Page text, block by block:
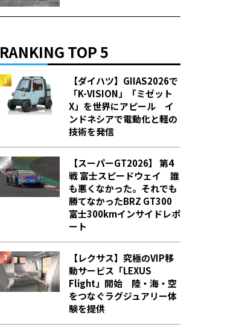
RANKING TOP 5
【ダイハツ】GIIAS2026で
「K-VISION」「ミゼット
X」を世界にアピール イ
ンドネシアで電動化と軽の
技術を発信
【スーパーGT2026】 第4
戦 富士スピードウェイ 誰
も悪くなかった。それでも
勝てなかった――BRZ GT300
富士300kmインサイドレポ
ート
【レクサス】究極のVIP移
動サービス「LEXUS
Flight」開始 陸・海・空
をつなぐラグジュアリー体
験を提供